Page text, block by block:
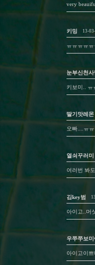
very
키밍 13-
ㅠㅠㅠㅠ
눈부신천사
키보미.. ㅠ
딸기맛레몬
오빠....ㅠ
열쇠꾸러미
여러번 봐
김key범
아이고..머
우쭈쭈보미
아이고이